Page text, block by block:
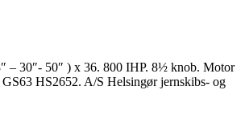
– 30″- 50″ ) x 36. 800 IHP. 8½ knob. Motor
HS2652. A/S Helsingør jernskibs- og